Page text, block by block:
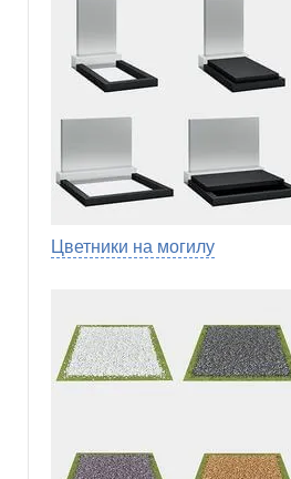
Цветники на могилу